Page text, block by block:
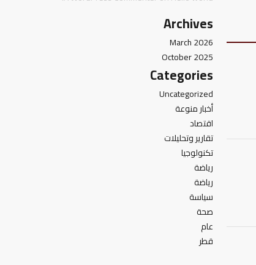
Archives
March 2026
October 2025
Categories
Uncategorized
أخبار منوعة
اقتصاد
تقارير وتحليلات
تكنولوجيا
رياضة
رياضة
سياسة
صحة
عام
قطر